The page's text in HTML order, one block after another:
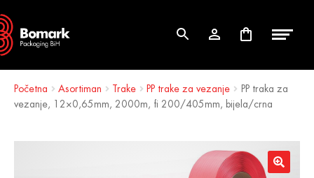
Skip
to
navigation
Skip
to
content
Početna Asortiman Trake PP trake za vezanje
PP traka za
vezanje, 12×0,65mm, 2000m, fi 200/405mm, bijela/crna